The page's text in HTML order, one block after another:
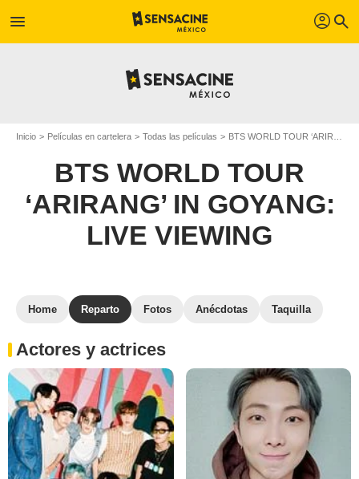
menu profil search
Inicio Películas en cartelera Todas las películas BTS WORLD TOUR ‘ARIRANG’ IN GOYANG: LIVE VIEWING
BTS WORLD TOUR
‘ARIRANG’ IN GOYANG:
LIVE VIEWING
Home Reparto Fotos Anécdotas Taquilla
Actores y actrices